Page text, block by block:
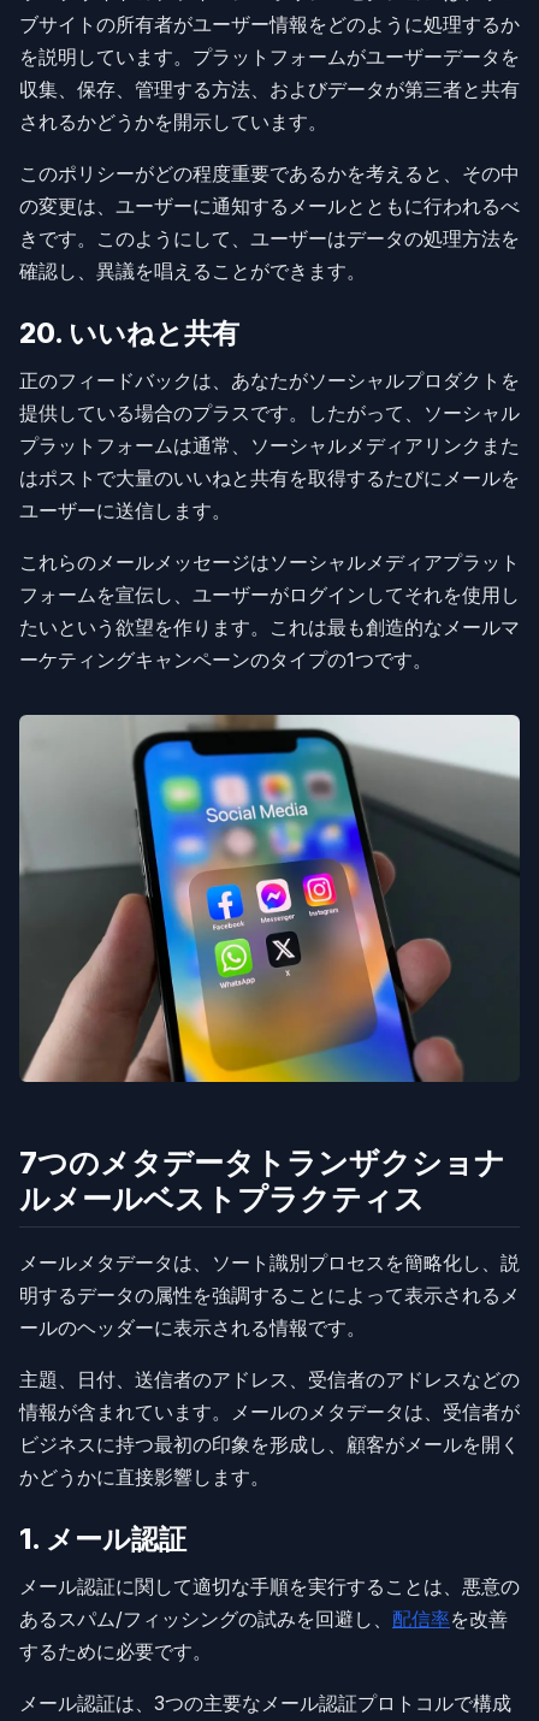
ブサイトの所有者がユーザー情報をどのように処理するか
を説明しています。プラットフォームがユーザーデータを
収集、保存、管理する方法、およびデータが第三者と共有
されるかどうかを開示しています。
このポリシーがどの程度重要であるかを考えると、その中
の変更は、ユーザーに通知するメールとともに行われるべ
きです。このようにして、ユーザーはデータの処理方法を
確認し、異議を唱えることができます。
20. いいねと共有
正のフィードバックは、あなたがソーシャルプロダクトを
提供している場合のプラスです。したがって、ソーシャル
プラットフォームは通常、ソーシャルメディアリンクまた
はポストで大量のいいねと共有を取得するたびにメールを
ユーザーに送信します。
これらのメールメッセージはソーシャルメディアプラット
フォームを宣伝し、ユーザーがログインしてそれを使用し
たいという欲望を作ります。これは最も創造的なメールマ
ーケティングキャンペーンのタイプの1つです。
7つのメタデータトランザクショナ
ルメールベストプラクティス
メールメタデータは、ソート識別プロセスを簡略化し、説
明するデータの属性を強調することによって表示されるメ
ールのヘッダーに表示される情報です。
主題、日付、送信者のアドレス、受信者のアドレスなどの
情報が含まれています。メールのメタデータは、受信者が
ビジネスに持つ最初の印象を形成し、顧客がメールを開く
かどうかに直接影響します。
1. メール認証
メール認証に関して適切な手順を実行することは、悪意の
あるスパム/フィッシングの試みを回避し、 配信率を改善
するために必要です。
メール認証は、3つの主要なメール認証プロトコルで構成